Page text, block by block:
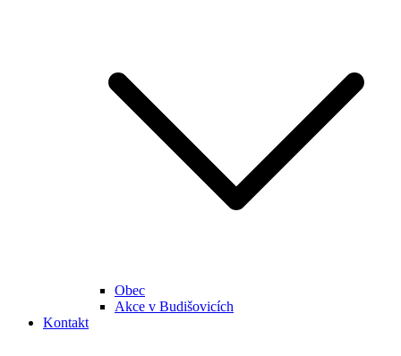
Obec
Akce v Budišovicích
Kontakt